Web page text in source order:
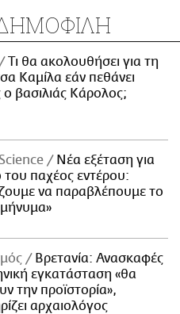
Τι θα ακολουθήσει για τη
Καμίλα εάν πεθάνει
βασιλιάς Κάρολος;
Νέα εξέταση για
του παχέος εντέρου:
να παραβλέπουμε το
Βρετανία: Ανασκαφές
εγκατάσταση «θα
την προϊστορία»,
αρχαιολόγος